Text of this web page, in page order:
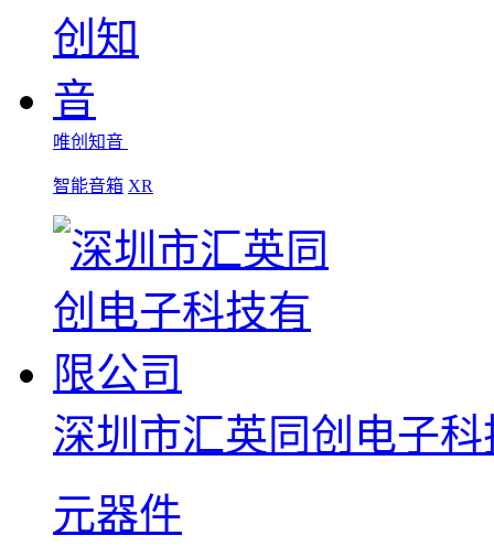
唯创知音
智能音箱 XR
深圳市汇英同创电子
元器件